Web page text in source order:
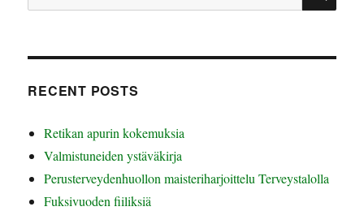
for:
RECENT POSTS
Retikan apurin kokemuksia
Valmistuneiden ystäväkirja
Perusterveydenhuollon maisteriharjoittelu Terveystalolla
Fuksivuoden fiiliksiä